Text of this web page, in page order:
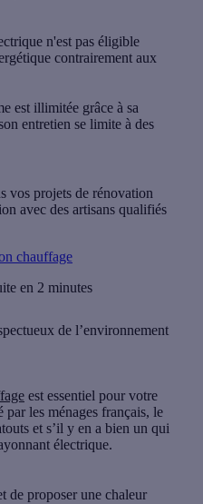
n'est pas éligible
contrairement aux
est illimitée grâce à sa
entretien se limite à des
vos projets de rénovation
avec des artisans qualifiés
chauffage
en 2 minutes
de l’environnement
est essentiel pour votre
les ménages français, le
et s’il y en a bien un qui
électrique.
de proposer une chaleur